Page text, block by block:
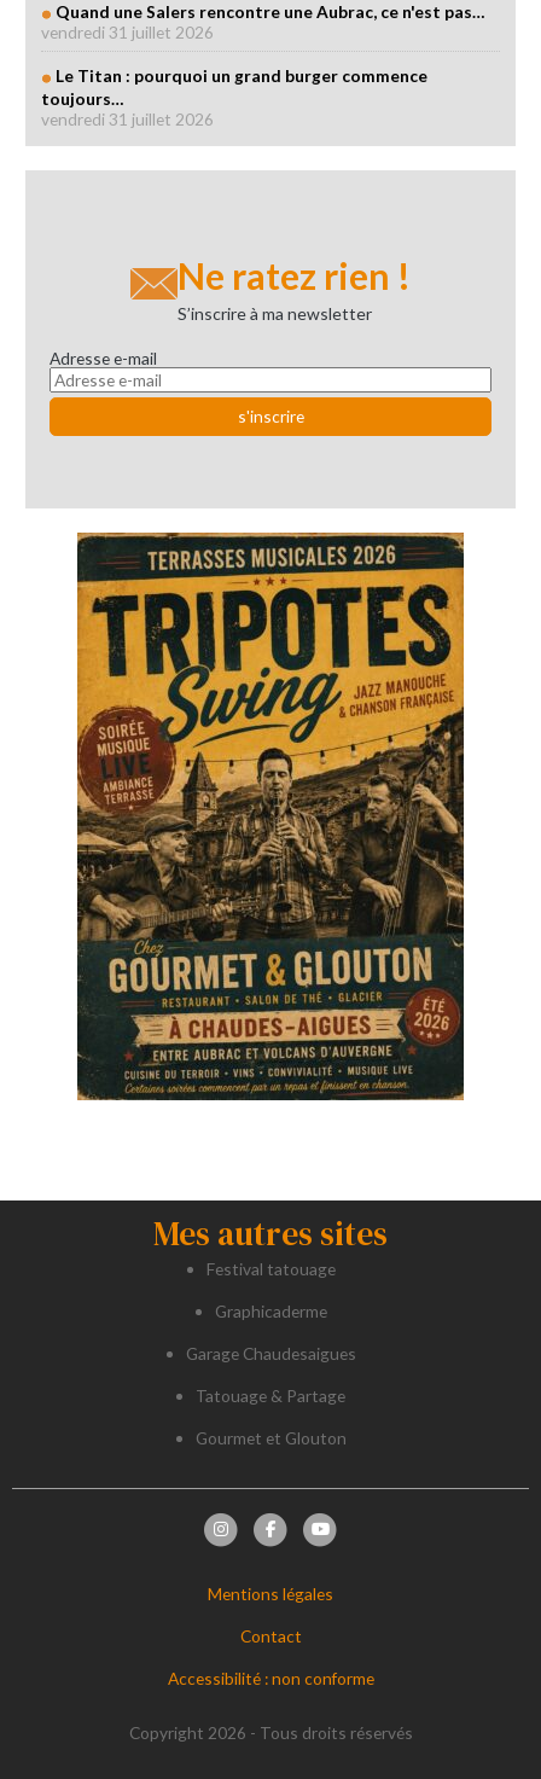
Quand une Salers rencontre une Aubrac, ce n'est pas…
vendredi 31 juillet 2026
Le Titan : pourquoi un grand burger commence
toujours…
vendredi 31 juillet 2026
Ne ratez rien !
S’inscrire à ma newsletter
Adresse e-mail
Mes autres sites
Festival tatouage
Graphicaderme
Garage Chaudesaigues
Tatouage & Partage
Gourmet et Glouton
Mentions légales
Contact
Accessibilité : non conforme
Copyright 2026 - Tous droits réservés